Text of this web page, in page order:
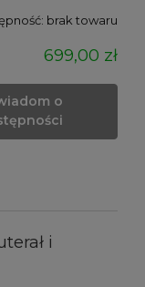
brak towaru
699,00 zł
o
i